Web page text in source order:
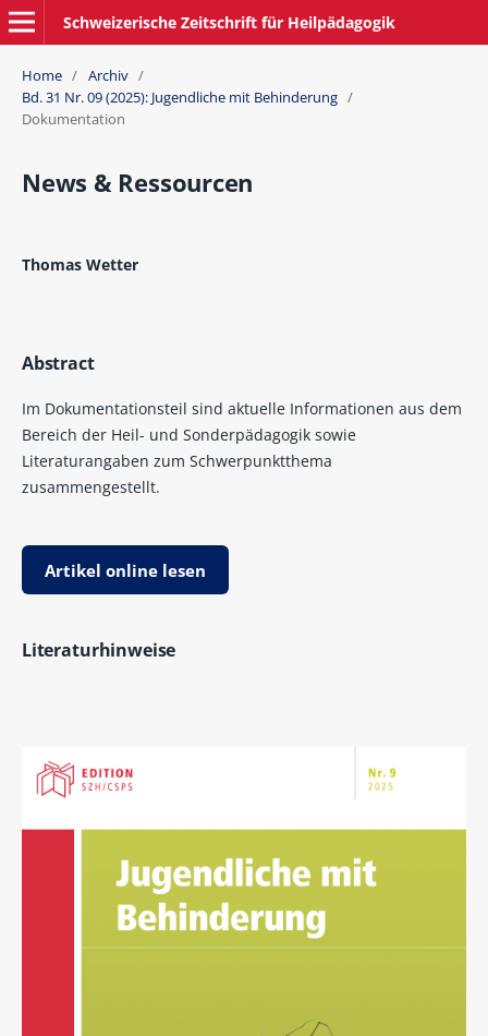
Schweizerische Zeitschrift für Heilpädagogik
Home / Archiv /
Bd. 31 Nr. 09 (2025): Jugendliche mit Behinderung /
Dokumentation
News & Ressourcen
Thomas Wetter
Abstract
Im Dokumentationsteil sind aktuelle Informationen aus dem
Bereich der Heil- und Sonderpädagogik sowie
Literaturangaben zum Schwerpunktthema
zusammengestellt.
Artikel online lesen
Literaturhinweise